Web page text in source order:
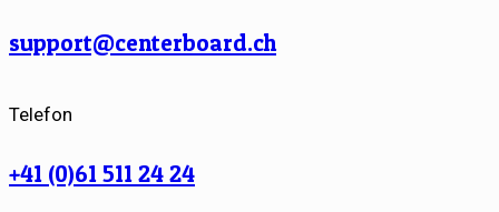
support@centerboard.ch
Telefon
+41 (0)61 511 24 24